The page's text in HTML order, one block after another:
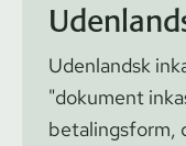
Udenlandsk
"dokument
betalingsform,